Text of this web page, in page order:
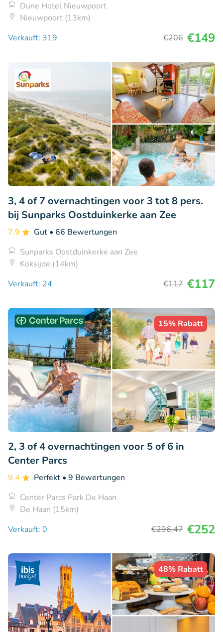
Dune Hotel Nieuwpoort
Nieuwpoort (13km)
Verkauft: 319
€206 €149
3, 4 of 7 overnachtingen voor 3 tot 8 pers.
bij Sunparks Oostduinkerke aan Zee
7.9 Gut • 66 Bewertungen
Sunparks Oostduinkerke aan Zee
Koksijde (14km)
Verkauft: 24
€117 €117
15% Rabatt
2, 3 of 4 overnachtingen voor 5 of 6 in
Center Parcs
9.4 Perfekt • 9 Bewertungen
Center Parcs Park De Haan
De Haan (15km)
Verkauft: 0
€296,47 €252
48% Rabatt